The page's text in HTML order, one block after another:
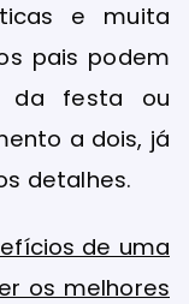
e muita
pais podem
da festa ou
a dois, já
detalhes.
de uma
os melhores